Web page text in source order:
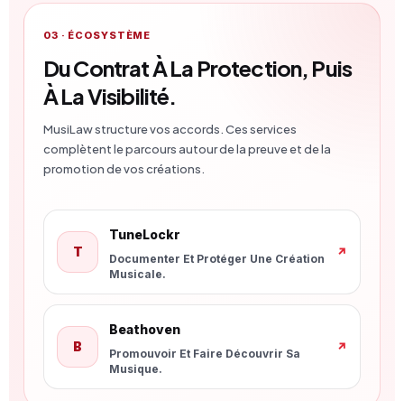
03 · ÉCOSYSTÈME
Du Contrat À La Protection, Puis
À La Visibilité.
MusiLaw structure vos accords. Ces services
complètent le parcours autour de la preuve et de la
promotion de vos créations.
T
TuneLockr
Documenter Et Protéger Une Création
Musicale.
↗
Nouvelle Fenêtre
B
Beathoven
Promouvoir Et Faire Découvrir Sa
Musique.
↗
Nouvelle Fenêtre